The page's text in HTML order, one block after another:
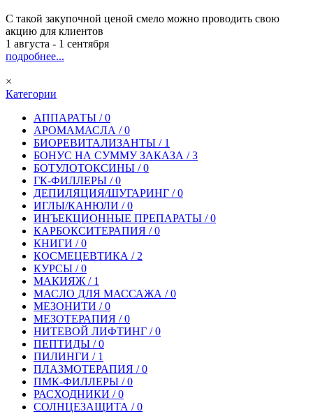
C такой закупочной ценой смело можно проводить свою
акцию для клиентов
1 августа - 1 сентября
подробнее...
×
Категории
АППАРАТЫ / 0
АРОМАМАСЛА / 0
БИОРЕВИТАЛИЗАНТЫ / 1
БОНУС НА СУММУ ЗАКАЗА / 3
БОТУЛОТОКСИНЫ / 0
ГК-ФИЛЛЕРЫ / 0
ДЕПИЛЯЦИЯ/ШУГАРИНГ / 0
ИГЛЫ/КАНЮЛИ / 0
ИНЪЕКЦИОННЫЕ ПРЕПАРАТЫ / 0
КАРБОКСИТЕРАПИЯ / 0
КНИГИ / 0
КОСМЕЦЕВТИКА / 2
КУРСЫ / 0
МАКИЯЖ / 1
МАСЛО ДЛЯ МАССАЖА / 0
МЕЗОНИТИ / 0
МЕЗОТЕРАПИЯ / 0
НИТЕВОЙ ЛИФТИНГ / 0
ПЕПТИДЫ / 0
ПИЛИНГИ / 1
ПЛАЗМОТЕРАПИЯ / 0
ПМК-ФИЛЛЕРЫ / 0
РАСХОДНИКИ / 0
СОЛНЦЕЗАЩИТА / 0